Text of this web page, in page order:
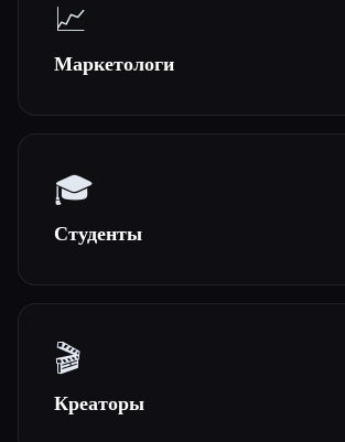
📈
Маркетологи
🎓
Студенты
🎬
Креаторы